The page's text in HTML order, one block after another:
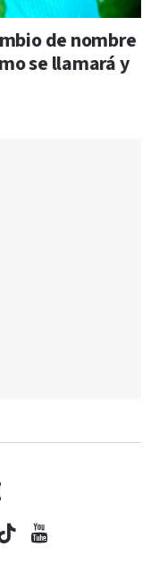
de nombre
se llamará y